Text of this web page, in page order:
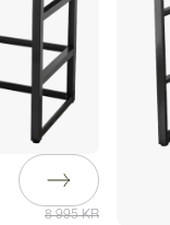
8 995 KR